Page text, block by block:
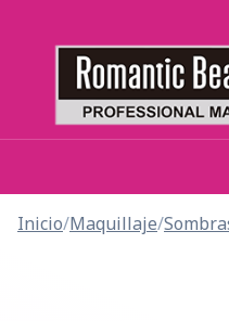
Inicio/Maquillaje/